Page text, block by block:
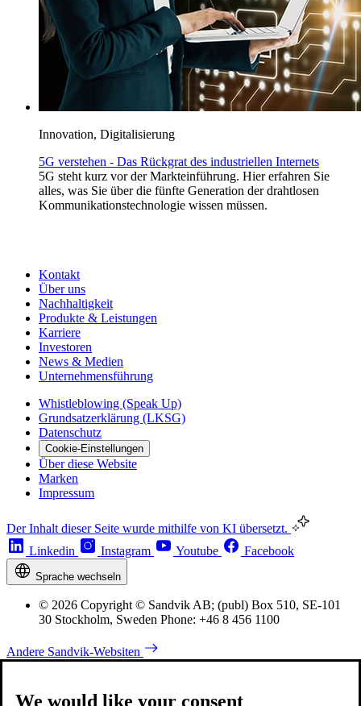
Innovation, Digitalisierung
5G verstehen - Das Rückgrat des industriellen Internets
5G steht kurz vor der Markteinführung. Hier erfahren Sie
alles, was Sie über die fünfte Generation der drahtlosen
Kommunikationstechnologie wissen müssen.
Kontakt
Über uns
Nachhaltigkeit
Produkte & Leistungen
Karriere
Investoren
News & Medien
Unternehmensführung
Whistleblowing (Speak Up)
Grundsatzerklärung (LKSG)
Datenschutz
Cookie-Einstellungen
Über diese Website
Marken
Impressum
Der Inhalt dieser Seite wurde mithilfe von KI übersetzt.
Linkedin
Instagram Youtube Facebook
Sprache wechseln
© 2026 Copyright © Sandvik AB; (publ) Box 510, SE-101
30 Stockholm, Sweden Phone: +46 8 456 1100
Andere Sandvik-Websiten
We would like your consent